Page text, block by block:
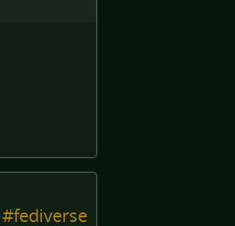
#fediverse